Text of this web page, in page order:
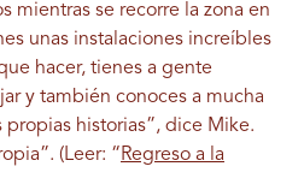
mientras se recorre la zona en
unas instalaciones increíbles
hacer, tienes a gente
y también conoces a mucha
historias”, dice Mike.
(Leer: “ Regreso a la